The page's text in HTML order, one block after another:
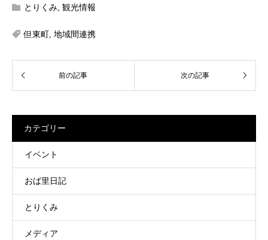
とりくみ, 観光情報
但東町 , 地域間連携
カテゴリー
イベント
おば里日記
とりくみ
メディア